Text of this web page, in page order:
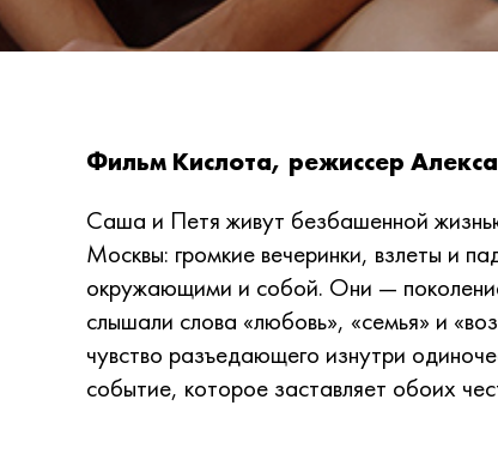
Фильм Кислота, режиссер
Саша и Петя живут безбашенной
Москвы: громкие вечеринки, взлеты и
окружающими и собой. Они —
слышали слова «любовь», «семья» и
чувство разъедающего изнутри
событие, которое заставляет обоих